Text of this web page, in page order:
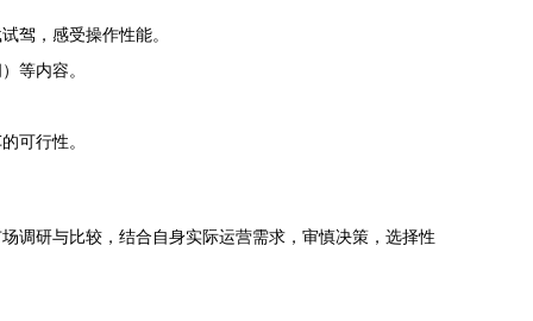
驾，感受操作性能。
等内容。
可行性。
调研与比较，结合自身实际运营需求，审慎决策，选择性